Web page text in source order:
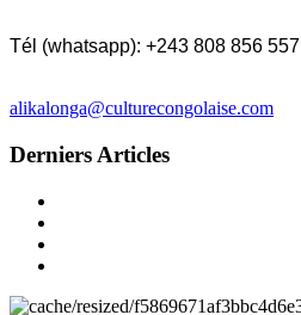
Tél (whatsapp): +243 808 856 557
alikalonga@culturecongolaise.com
Derniers Articles